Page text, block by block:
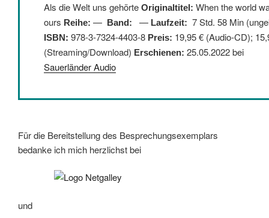
Als die Welt uns gehörte Originaltitel: When the world
ours Reihe: — Band: — Laufzeit: 7 Std. 58 Min
ISBN: 978-3-7324-4403-8 Preis: 19,95 € (Audio-CD);
(Streaming/Download) Erschienen: 25.05.2022 bei
Sauerländer Audio
Für die Bereitstellung des Besprechungsexemplars
bedanke ich mich herzlichst bei
und